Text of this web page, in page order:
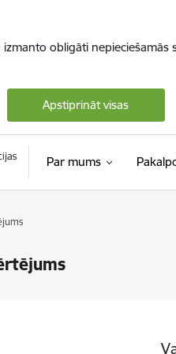
obligāti
Apstiprināt visas
Par mums